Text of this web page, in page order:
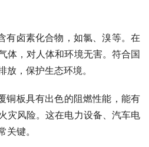
有卤素化合物，如氯、溴等。在
体，对人体和环境无害。符合国
，保护生态环境。
铜板具有出色的阻燃性能，能有
灾风险。这在电力设备、汽车电
键。